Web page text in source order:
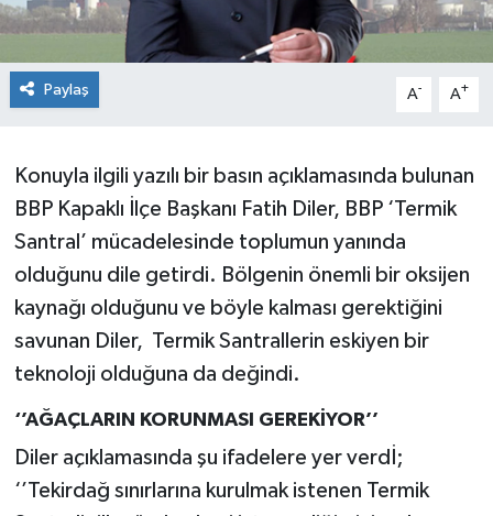
Paylaş A- A+
Konuyla ilgili yazılı bir basın açıklamasında bulunan
BBP Kapaklı İlçe Başkanı Fatih Diler, BBP ‘Termik
Santral’ mücadelesinde toplumun yanında
olduğunu dile getirdi. Bölgenin önemli bir oksijen
kaynağı olduğunu ve böyle kalması gerektiğini
savunan Diler, Termik Santrallerin eskiyen bir
teknoloji olduğuna da değindi.
‘’AĞAÇLARIN KORUNMASI GEREKİYOR’’
Diler açıklamasında şu ifadelere yer verdİ;
‘’Tekirdağ sınırlarına kurulmak istenen Termik